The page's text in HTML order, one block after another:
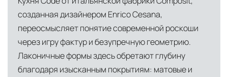
Индивидуальные условия для крупных
проектов, включая оплату по банковской
гарантии
снабжение мебелью, дверными конструкциями
и осветительными приборами. Это позволяет
нам гарантировать качество товара на всех
этапах транспортировки и исключить
посредников.
созданная дизайнером Enrico Cesana,
переосмысляет понятие современной роскоши
через игру фактур и безупречную геометрию.
Лаконичные формы здесь обретают глубину
благодаря изысканным покрытиям: матовые и